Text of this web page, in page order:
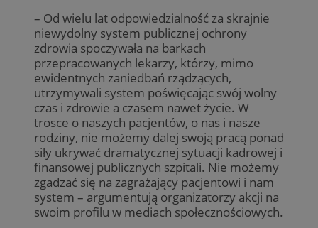
– Od wielu lat odpowiedzialność za skrajnie
niewydolny system publicznej ochrony
zdrowia spoczywała na barkach
przepracowanych lekarzy, którzy, mimo
ewidentnych zaniedbań rządzących,
utrzymywali system poświęcając swój wolny
czas i zdrowie a czasem nawet życie. W
trosce o naszych pacjentów, o nas i nasze
rodziny, nie możemy dalej swoją pracą ponad
siły ukrywać dramatycznej sytuacji kadrowej i
finansowej publicznych szpitali. Nie możemy
zgadzać się na zagrażający pacjentowi i nam
system – argumentują organizatorzy akcji na
swoim profilu w mediach społecznościowych.